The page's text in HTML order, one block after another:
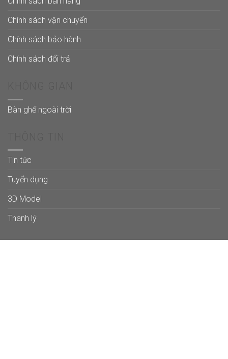
Chính sách vận chuyển
Chính sách bảo hành
Chính sách đổi trả
Bàn ghế ngoài trời
Tin tức
Tuyển dụng
3D Model
Thanh lý